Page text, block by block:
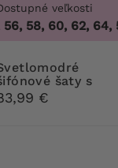
veľkosti
58, 60, 62, 64,
šaty s
€